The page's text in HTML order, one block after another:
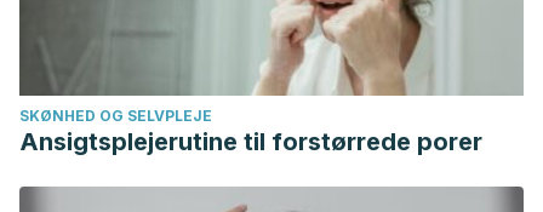
growth by rosmarinus officinalis leaf extract. Phytotherapy
Research. https://doi.org/10.1002/ptr.4712
SKØNHED OG SELVPLEJE
Ansigtsplejerutine til forstørrede porer